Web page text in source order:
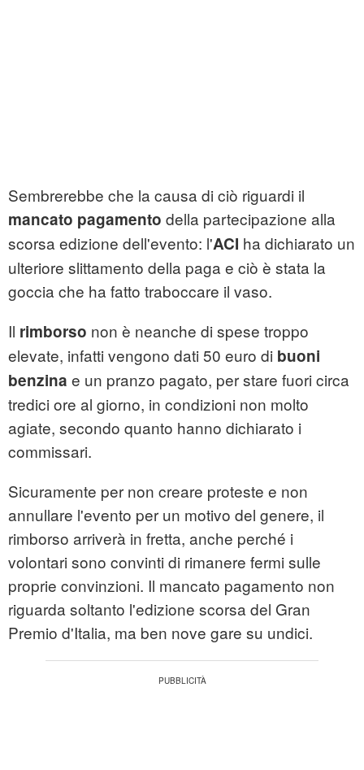
Sembrerebbe che la causa di ciò riguardi il
mancato pagamento della partecipazione alla
scorsa edizione dell'evento: l'ACI ha dichiarato un
ulteriore slittamento della paga e ciò è stata la
goccia che ha fatto traboccare il vaso.
Il rimborso non è neanche di spese troppo
elevate, infatti vengono dati 50 euro di buoni
benzina e un pranzo pagato, per stare fuori circa
tredici ore al giorno, in condizioni non molto
agiate, secondo quanto hanno dichiarato i
commissari.
Sicuramente per non creare proteste e non
annullare l'evento per un motivo del genere, il
rimborso arriverà in fretta, anche perché i
volontari sono convinti di rimanere fermi sulle
proprie convinzioni. Il mancato pagamento non
riguarda soltanto l'edizione scorsa del Gran
Premio d'Italia, ma ben nove gare su undici.